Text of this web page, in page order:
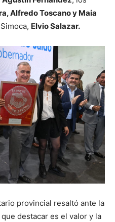
Alfredo Toscano y Maia
Elvio Salazar.
provincial resaltó ante la
destacar es el valor y la